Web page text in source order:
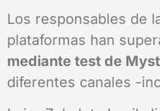
Los responsables de
plataformas han
mediante test de
diferentes canales -